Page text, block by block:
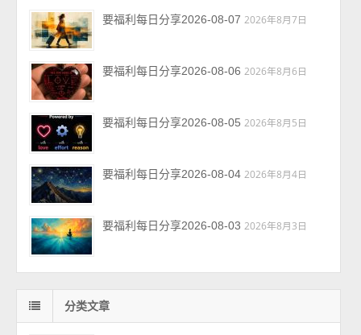
要福利每日分享2026-08-07 2026年8月7日
要福利每日分享2026-08-06 2026年8月6日
要福利每日分享2026-08-05 2026年8月5日
要福利每日分享2026-08-04 2026年8月4日
要福利每日分享2026-08-03 2026年8月3日
分类文章